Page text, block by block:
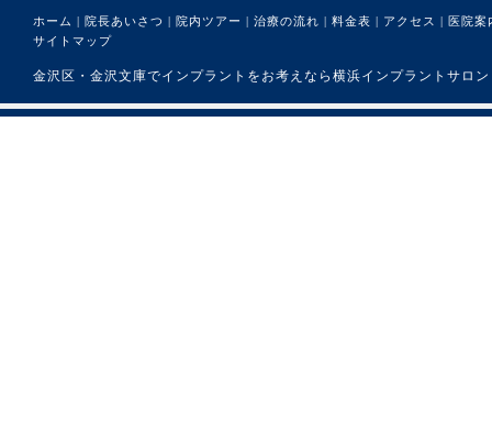
ホーム | 院長あいさつ | 院内ツアー | 治療の流れ | 料金表 | アクセス | 医院案
サイトマップ
金沢区・金沢文庫でインプラントをお考えなら横浜インプラントサ